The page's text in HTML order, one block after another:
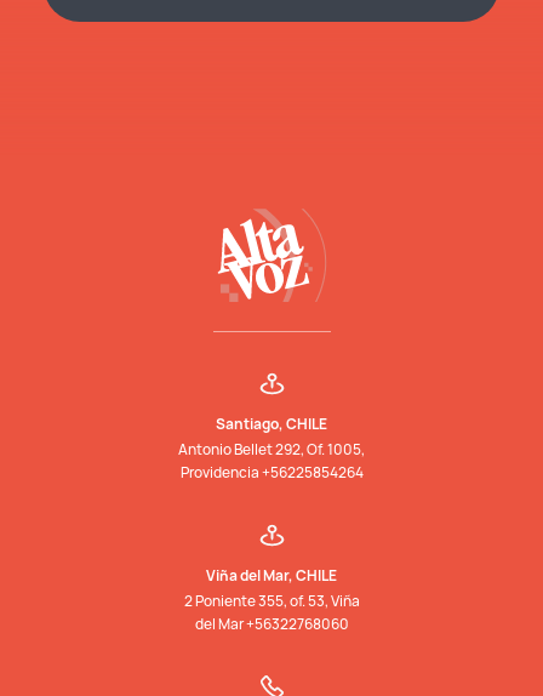
Santiago, CHILE
Antonio Bellet 292, Of. 1005,
Providencia +56225854264
Viña del Mar, CHILE
2 Poniente 355, of. 53, Viña
del Mar +56322768060